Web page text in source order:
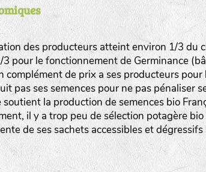
des producteurs atteint environ 1/3 du
3 pour le fonctionnement de Germinance
complément de prix a ses producteurs pour
pas ses semences pour ne pas pénaliser
soutient la production de semences bio
il y a trop peu de sélection potagère bio
de ses sachets accessibles et